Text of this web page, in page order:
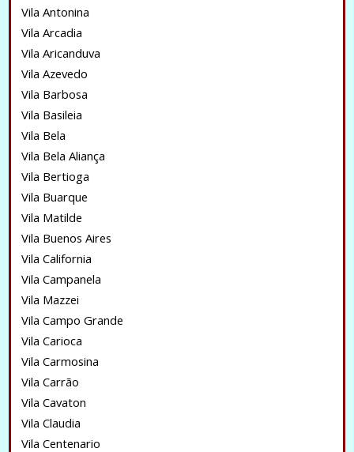
Vila Antonina
Vila Arcadia
Vila Aricanduva
Vila Azevedo
Vila Barbosa
Vila Basileia
Vila Bela
Vila Bela Aliança
Vila Bertioga
Vila Buarque
Vila Matilde
Vila Buenos Aires
Vila California
Vila Campanela
Vila Mazzei
Vila Campo Grande
Vila Carioca
Vila Carmosina
Vila Carrão
Vila Cavaton
Vila Claudia
Vila Centenario